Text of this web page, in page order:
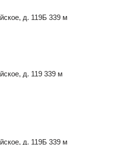
д. 119Б 339 м
д. 119 339 м
д. 119Б 339 м